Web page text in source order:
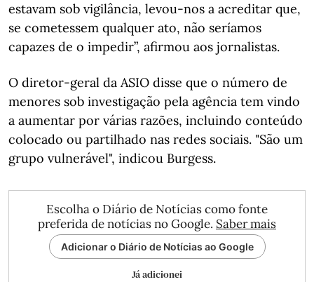
estavam sob vigilância, levou-nos a acreditar que,
se cometessem qualquer ato, não seríamos
capazes de o impedir”, afirmou aos jornalistas.
O diretor-geral da ASIO disse que o número de
menores sob investigação pela agência tem vindo
a aumentar por várias razões, incluindo conteúdo
colocado ou partilhado nas redes sociais. "São um
grupo vulnerável", indicou Burgess.
Escolha o Diário de Notícias como fonte
preferida de notícias no Google. Saber mais
Adicionar o Diário de Notícias ao Google
Já adicionei